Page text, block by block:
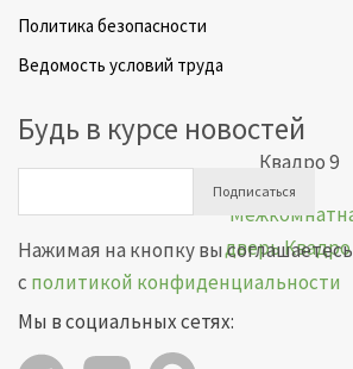
Квадро 9
Политика безопасности
Ведомость условий труда
Будь в курсе новостей
Подписаться
Нажимая на кнопку вы соглашаетесь
с политикой конфиденциальности
Мы в социальных сетях: